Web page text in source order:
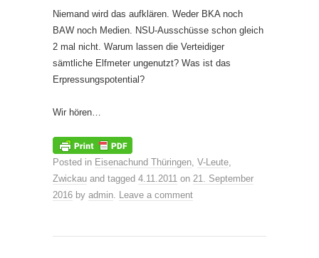
Niemand wird das aufklären. Weder BKA noch
BAW noch Medien. NSU-Ausschüsse schon gleich
2 mal nicht. Warum lassen die Verteidiger
sämtliche Elfmeter ungenutzt? Was ist das
Erpressungspotential?
Wir hören…
Posted in Eisenachund Thüringen V-Leute
Zwickau and tagged 4.11.2011 on 21. September
2016 by admin Leave a comment